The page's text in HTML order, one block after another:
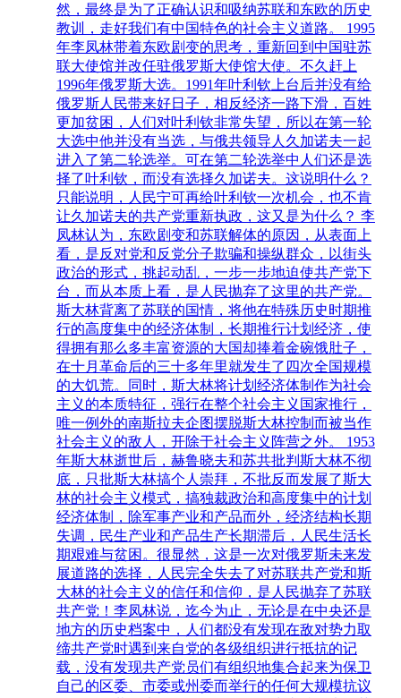
然，最终是为了正确认识和吸纳苏联和东欧的历史
教训，走好我们有中国特色的社会主义道路。 1995
年李凤林带着东欧剧变的思考，重新回到中国驻苏
联大使馆并改任驻俄罗斯大使馆大使。不久赶上
1996年俄罗斯大选。1991年叶利钦上台后并没有给
俄罗斯人民带来好日子，相反经济一路下滑，百姓
更加贫困，人们对叶利钦非常失望，所以在第一轮
大选中他并没有当选，与俄共领导人久加诺夫一起
进入了第二轮选举。可在第二轮选举中人们还是选
择了叶利钦，而没有选择久加诺夫。这说明什么？
只能说明，人民宁可再给叶利钦一次机会，也不肯
让久加诺夫的共产党重新执政，这又是为什么？ 李
凤林认为，东欧剧变和苏联解体的原因，从表面上
看，是反对党和反党分子欺骗和操纵群众，以街头
政治的形式，挑起动乱，一步一步地迫使共产党下
台，而从本质上看，是人民抛弃了这里的共产党。
斯大林背离了苏联的国情，将他在特殊历史时期推
行的高度集中的经济体制，长期推行计划经济，使
得拥有那么多丰富资源的大国却捧着金碗饿肚子，
在十月革命后的三十多年里就发生了四次全国规模
的大饥荒。同时，斯大林将计划经济体制作为社会
主义的本质特征，强行在整个社会主义国家推行，
唯一例外的南斯拉夫企图摆脱斯大林控制而被当作
社会主义的敌人，开除于社会主义阵营之外。 1953
年斯大林逝世后，赫鲁晓夫和苏共批判斯大林不彻
底，只批斯大林搞个人崇拜，不批反而发展了斯大
林的社会主义模式，搞独裁政治和高度集中的计划
经济体制，除军事产业和产品而外，经济结构长期
失调，民生产业和产品生产长期滞后，人民生活长
期艰难与贫困。很显然，这是一次对俄罗斯未来发
展道路的选择，人民完全失去了对苏联共产党和斯
大林的社会主义的信任和信仰，是人民抛弃了苏联
共产党！李凤林说，迄今为止，无论是在中央还是
地方的历史档案中，人们都没有发现在敌对势力取
缔共产党时遇到来自党的各级组织进行抵抗的记
载，没有发现共产党员们有组织地集合起来为保卫
自己的区委、市委或州委而举行的任何大规模抗议